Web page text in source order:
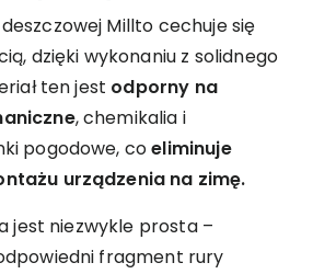
Millto cechuje się
dzięki wykonaniu z solidnego
ten jest odporny na
, chemikalia i
pogodowe, coeliminuje
urządzenia na zimę.
jest niezwykle prosta –
fragment rury